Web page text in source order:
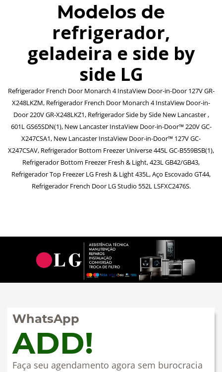
Modelos de
refrigerador,
geladeira e side by
side LG
Refrigerador French Door Monarch 4 InstaView Door-in-Door 127V GR-
X248LKZM, Refrigerador French Door Monarch 4 InstaView Door-in-
Door 220V GR-X248LKZ1, Refrigerador Side by Side New Lancaster ,
601L GS65SDN(1), New Lancaster InstaView Door-in-Door™ 220V GC-
X247CSA1, New Lancaster InstaView Door-in-Door™ 127V GC-
X247CSAV, Refrigerador Bottom Freezer Universe 445L GC-B559BSB(1),
Refrigerador Bottom Freezer Fresh & Light, 423L GB42/GB43,
Refrigerador Top Freezer LG Fresh & Light 435L, Aço Escovado GT44,
Refrigerador French Door LG Studio 552L LSFXC2476S.
WhatsApp
ADD!
Faça seu agendamento agora sem burocracia